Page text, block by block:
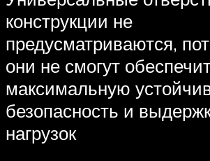
конструкции не
предусматриваются,
они не смогут
максимальную
безопасность и
нагрузок